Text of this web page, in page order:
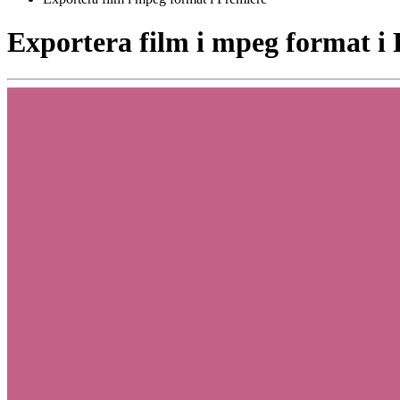
Exportera film i mpeg format i